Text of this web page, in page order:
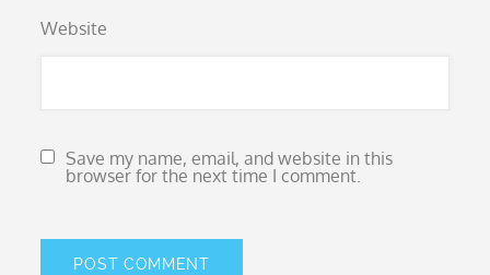
Website
Save my name, email, and website in this
browser for the next time I comment.